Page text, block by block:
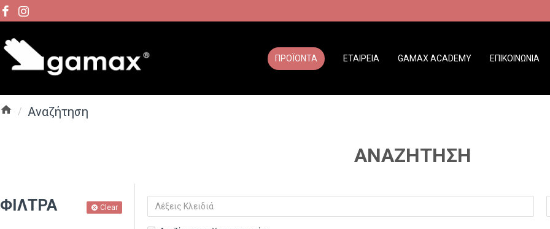
ΠΡΟΪΟΝΤΑ ΕΤΑΙΡΕΙΑ GAMAX ACADEMY ΕΠΙΚΟΙΝΩΝΙΑ
Αναζήτηση
ΑΝΑΖΉΤΗΣΗ
ΦΊΛΤΡΑ Clear